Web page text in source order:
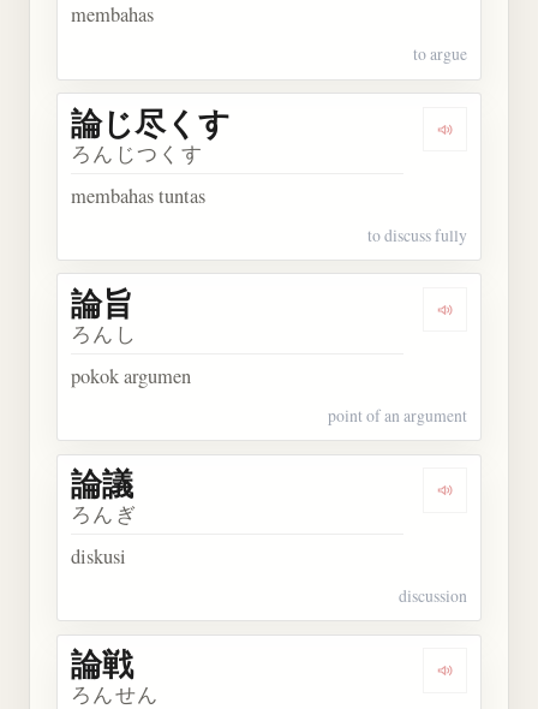
membahas
to argue
Dengarkan
論じ尽くす
ろんじつくす
membahas tuntas
to discuss fully
Dengarkan
論旨
ろんし
pokok argumen
point of an argument
Dengarkan
論議
ろんぎ
diskusi
discussion
Dengarkan
論戦
ろんせん